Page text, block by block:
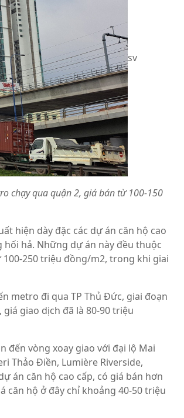
sv
chạy qua quận 2, giá bán từ 100-150
hiện dày đặc các dự án căn hộ cao
hối hả. Những dự án này đều thuộc
250 triệu đồng/m2, trong khi giai
metro đi qua TP Thủ Đức, giai đoạn
giao dịch đã là 80-90 triệu
đến vòng xoay giao với đại lộ Mai
Thảo Điền, Lumière Riverside,
án căn hộ cao cấp, có giá bán hơn
căn hộ ở đây chỉ khoảng 40-50 triệu